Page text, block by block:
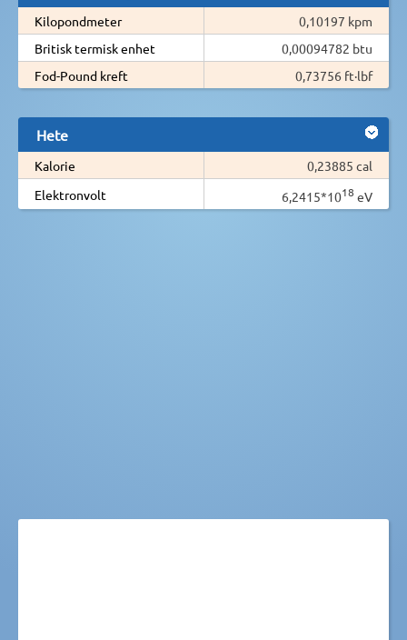
Kilopondmeter
0,10197 kpm
Britisk termisk enhet
0,00094782 btu
Fod-Pound kreft
0,73756 ft·lbf
Hete
Kalorie
0,23885 cal
Elektronvolt
6,2415*1018 eV